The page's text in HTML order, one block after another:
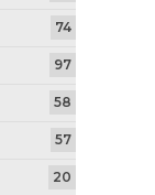
74
97
58
57
20